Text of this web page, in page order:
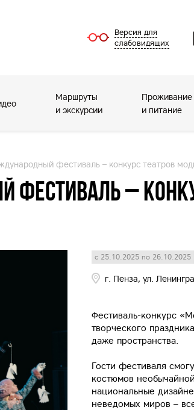
Версия для
слабовидящих
Маршруты
и экскурсии
Проживание
и питание
фестиваль – конкурс театров
–
с 25.10.2025 по 26.10.2025
г. Пенза, ул.
Фестиваль-конкурс
творческого
даже пространства.
Гости фестиваля
костюмов
национальные
неведомых миров –